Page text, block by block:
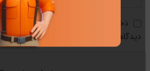
ذخیره نام، ایمیل و وبسایت من در
دیدگاهی می‌نویسم.